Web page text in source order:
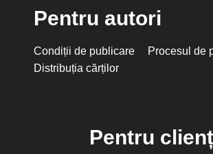
Pentru autori
Condiții de publicare
Procesul de
Distribuția cărților
Pentru